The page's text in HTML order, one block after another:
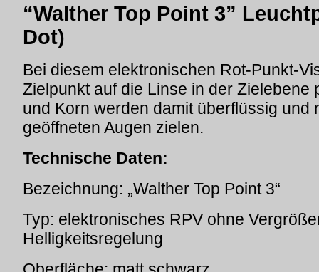
“Walther Top Point 3”
Dot)
Bei diesem elektronischen Rot-Punkt-
Zielpunkt auf die Linse in der Zielebene
und Korn werden damit überflüssig und
geöffneten Augen zielen.
Technische Daten:
Bezeichnung: „Walther Top Point 3“
Typ: elektronisches RPV ohne
Helligkeitsregelung